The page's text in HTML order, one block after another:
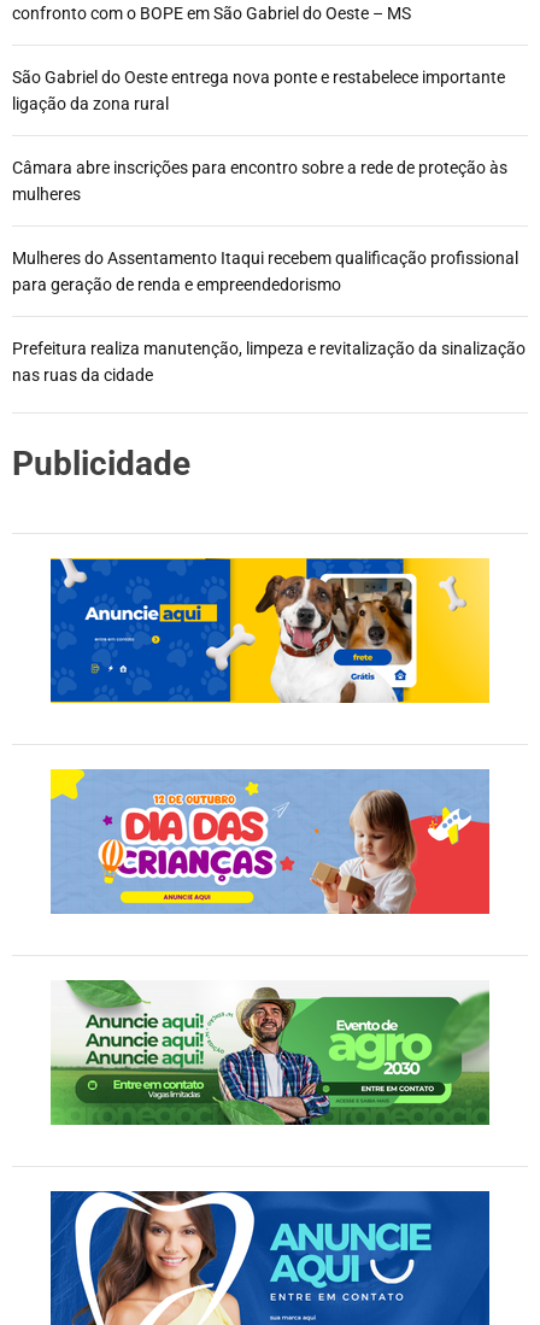
confronto com o BOPE em São Gabriel do Oeste – MS
São Gabriel do Oeste entrega nova ponte e restabelece importante
ligação da zona rural
Câmara abre inscrições para encontro sobre a rede de proteção às
mulheres
Mulheres do Assentamento Itaqui recebem qualificação profissional
para geração de renda e empreendedorismo
Prefeitura realiza manutenção, limpeza e revitalização da sinalização
nas ruas da cidade
Publicidade